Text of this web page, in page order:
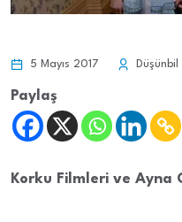
5 Mayıs 2017 Düşünbil
Paylaş
Korku Filmleri ve Ayna